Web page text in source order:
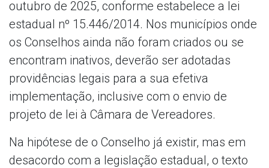
outubro de 2025, conforme estabelece a lei
estadual nº 15.446/2014. Nos municípios onde
os Conselhos ainda não foram criados ou se
encontram inativos, deverão ser adotadas
providências legais para a sua efetiva
implementação, inclusive com o envio de
projeto de lei à Câmara de Vereadores.
Na hipótese de o Conselho já existir, mas em
desacordo com a legislação estadual, o texto